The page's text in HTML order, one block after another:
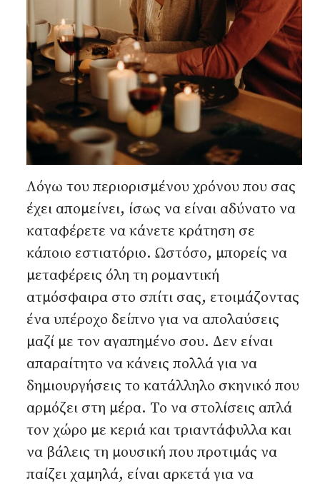
Λόγω του περιορισμένου χρόνου που σας
έχει απομείνει, ίσως να είναι αδύνατο να
καταφέρετε να κάνετε κράτηση σε
κάποιο εστιατόριο. Ωστόσο, μπορείς να
μεταφέρεις όλη τη ρομαντική
ατμόσφαιρα στο σπίτι σας, ετοιμάζοντας
ένα υπέροχο δείπνο για να απολαύσεις
μαζί με τον αγαπημένο σου. Δεν είναι
απαραίτητο να κάνεις πολλά για να
δημιουργήσεις το κατάλληλο σκηνικό που
αρμόζει στη μέρα. Το να στολίσεις απλά
τον χώρο με κεριά και τριαντάφυλλα και
να βάλεις τη μουσική που προτιμάς να
παίζει χαμηλά, είναι αρκετά για να